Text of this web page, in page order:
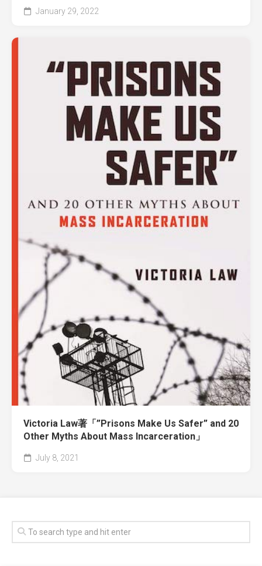
January 29, 2022
Victoria Law著「”Prisons Make Us Safer” and 20
Other Myths About Mass Incarceration」
July 8, 2021